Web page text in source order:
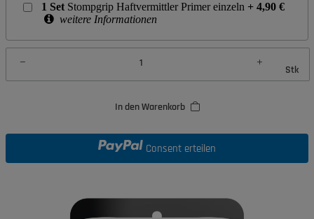
1 Set Stompgrip Haftvermittler Primer einzeln + 4,90 €
weitere Informationen
Stk
In den Warenkorb
Consent erteilen